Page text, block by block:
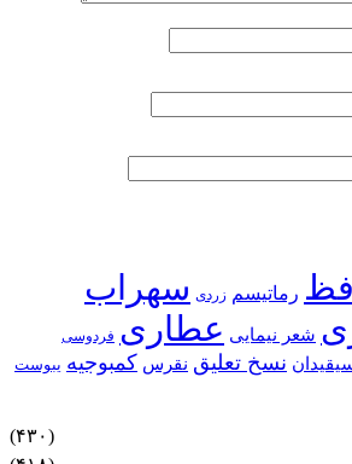
رماتیسم زردی سهراب
شعر نیمایی عطاری فردوسی
نسخ تعلیق نقرس کمبوجیه یبوست
(۴۳۰)